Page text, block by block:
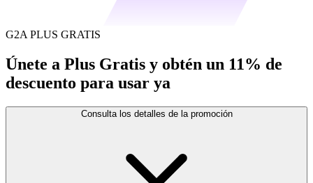
G2A PLUS GRATIS
Únete a Plus Gratis y obtén un 11% de
descuento para usar ya
Consulta los detalles de la promoción